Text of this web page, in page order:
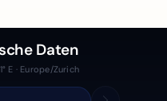
Daten
E · Europe/Zurich